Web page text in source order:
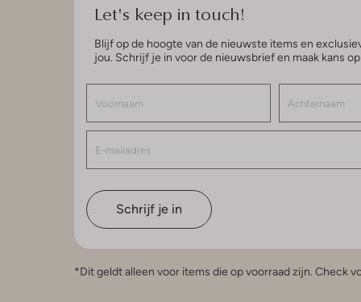
Let's keep in touch!
Blijf op de hoogte van de nieuwste items en
jou. Schrijf je in voor de nieuwsbrief en maak kans
Schrijf je in
*Dit geldt alleen voor items die op voorraad zijn. Check